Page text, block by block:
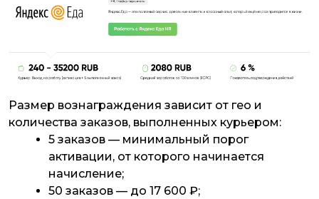
Размер вознаграждения зависит от гео и
количества заказов, выполненных курьером:
5 заказов — минимальный порог
активации, от которого начинается
начисление;
50 заказов — до 17 600 ₽;